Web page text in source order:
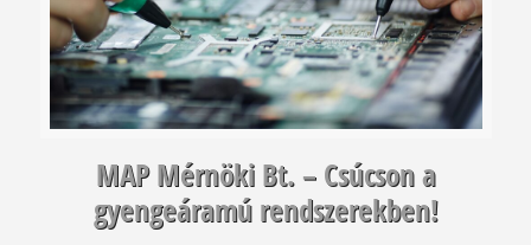
MAP Mérnöki Bt. – Csúcson a
gyengeáramú rendszerekben!